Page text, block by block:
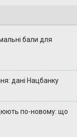
бали для
дані Нацбанку
по-новому: що